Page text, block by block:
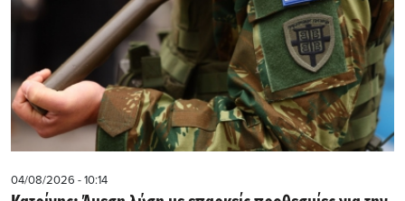
04/08/2026 - 10:14